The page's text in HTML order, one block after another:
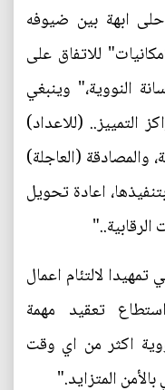
ابهة بين ضيوفه
للاتفاق على
النووية،" وينبغي
التمييز.. (للاعداد)
والمصادقة (العاجلة)
اعادة تحويل
الرقابية.."
لالتئام اعمال
تعقيد مهمة
اكثر من اي وقت
المتزايد."